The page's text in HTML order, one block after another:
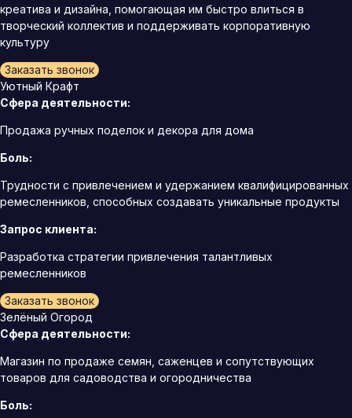
креатива и дизайна, помогающая им быстро влиться в
творческий коллектив и поддерживать корпоративную
культуру
Заказать звонок
Уютный Крафт
Сфера деятельности:
Продажа ручных поделок и декора для дома
Боль:
Трудности с привлечением и удержанием квалифицированных
ремесленников, способных создавать уникальные продукты
Запрос клиента:
Разработка стратегии привлечения талантливых
ремесленников
Заказать звонок
Зелёный Огород
Сфера деятельности:
Магазин по продаже семян, саженцев и сопутствующих
товаров для садоводства и огородничества
Боль: